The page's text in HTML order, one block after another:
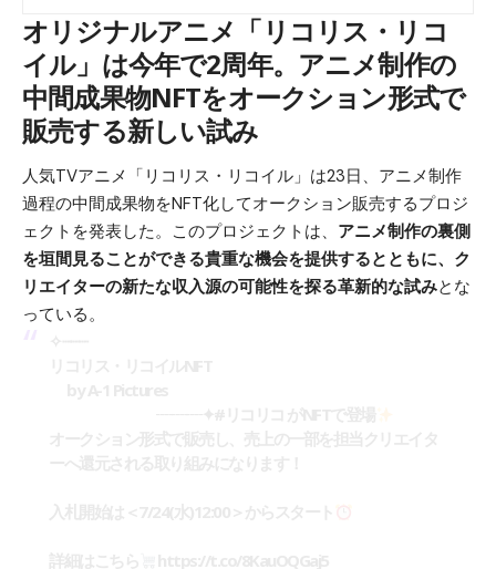
オリジナルアニメ「リコリス・リコ
イル」は今年で2周年。アニメ制作の
中間成果物NFTをオークション形式で
販売する新しい試み
人気TVアニメ「リコリス・リコイル」は23日、アニメ制作
過程の中間成果物をNFT化してオークション販売するプロジ
ェクトを発表した。このプロジェクトは、 アニメ制作の裏側
を垣間見ることができる貴重な機会を提供するとともに、ク
リエイターの新たな収入源の可能性を探る革新的な試みとな
っている。